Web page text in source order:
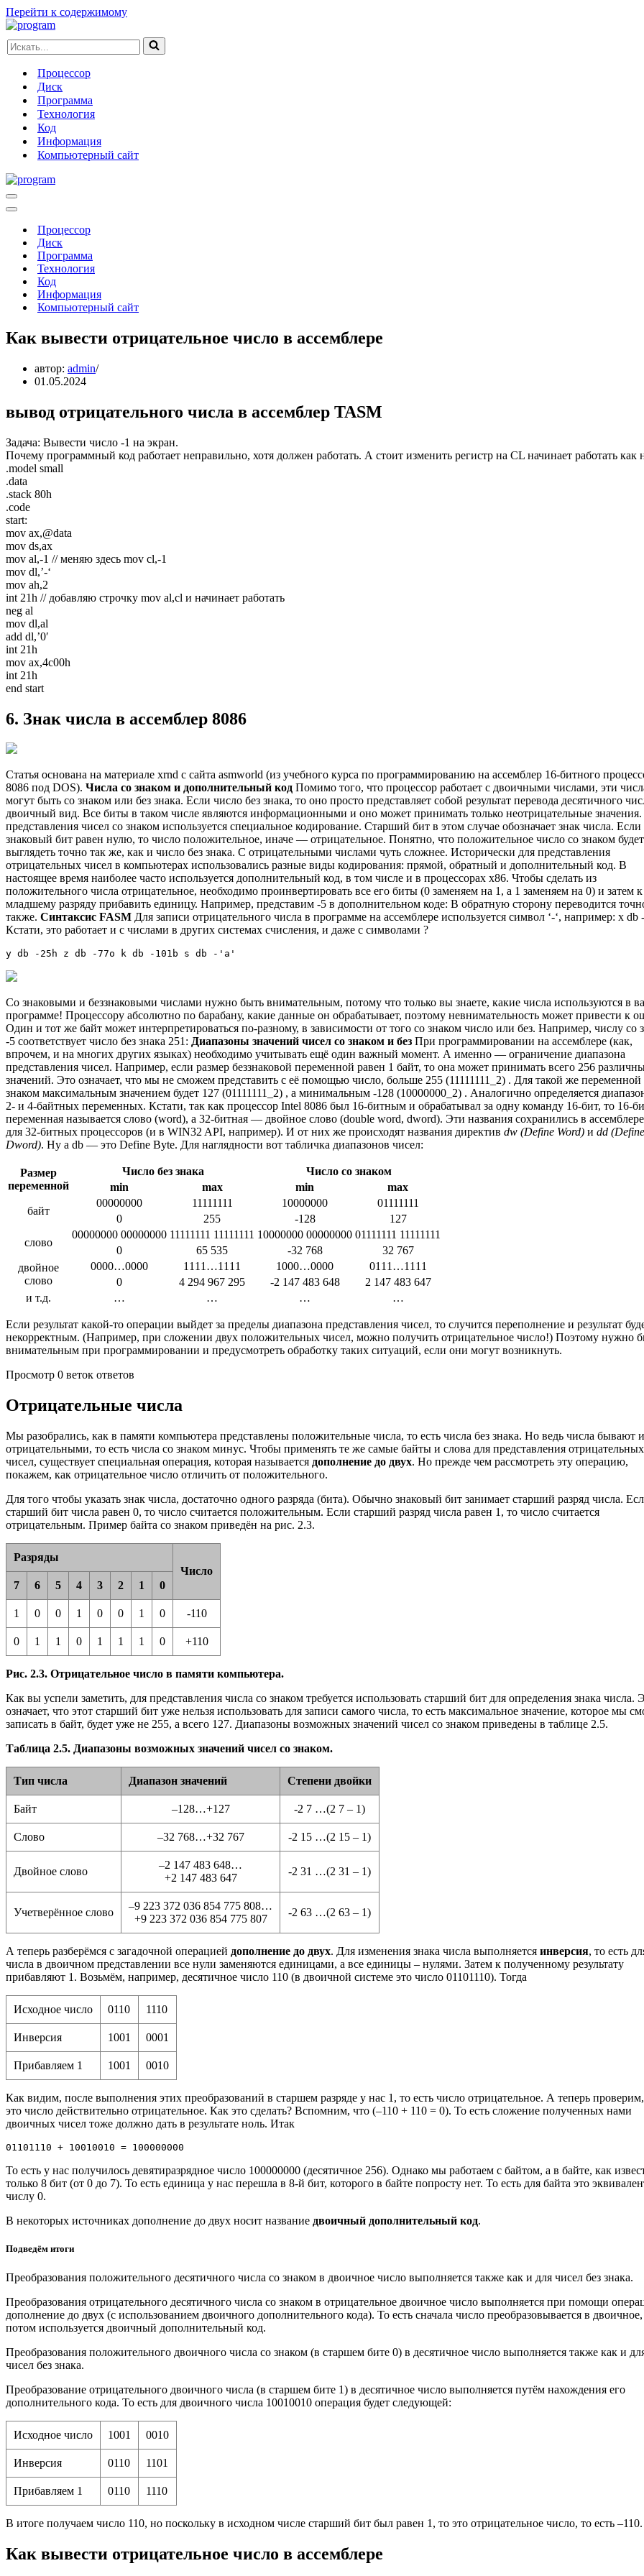
Перейти к содержимому
Искать...
Процессор
Диск
Программа
Технология
Код
Информация
Компьютерный сайт
Меню
навигации
Меню
навигацииПроцессор
Диск
Программа
Технология
Код
Информация
Компьютерный сайт
Как вывести отрицательное число в ассемблере
автор: admin
01.05.2024
вывод отрицательного числа в ассемблер TASM
Задача: Вывести число -1 на экран.
Почему программный код работает неправильно, хотя должен работать. А стоит изменить регистр на CL начинает работать как
.model small
.data
.stack 80h
.code
start:
mov ax,@data
mov ds,ax
mov al,-1 // меняю здесь mov cl,-1
mov dl,’-‘
mov ah,2
int 21h // добавляю строчку mov al,cl и начинает работать
neg al
mov dl,al
add dl,’0′
int 21h
mov ax,4c00h
int 21h
end start
6. Знак числа в ассемблер 8086
Статья основана на материале xrnd с сайта asmworld (из учебного курса по программированию на ассемблер 16-битного
8086 под DOS). Числа со знаком и дополнительный код Помимо того, что процессор работает с двоичными числами, эти
могут быть со знаком или без знака. Если число без знака, то оно просто представляет собой результат перевода десятичного
двоичный вид. Все биты в таком числе являются информационными и оно может принимать только неотрицательные
представления чисел со знаком используется специальное кодирование. Старший бит в этом случае обозначает знак числа. Если
знаковый бит равен нулю, то число положительное, иначе — отрицательное. Понятно, что положительное число со знаком будет
выглядеть точно так же, как и число без знака. С отрицательными числами чуть сложнее. Исторически для представления
отрицательных чисел в компьютерах использовались разные виды кодирования: прямой, обратный и дополнительный код. В
настоящее время наиболее часто используется дополнительный код, в том числе и в процессорах x86. Чтобы сделать из
положительного числа отрицательное, необходимо проинвертировать все его биты (0 заменяем на 1, а 1 заменяем на 0) и затем к
младшему разряду прибавить единицу. Например, представим -5 в дополнительном коде: В обратную сторону переводится
также. Синтаксис FASM Для записи отрицательного числа в программе на ассемблере используется символ ‘-‘, например: x db
Кстати, это работает и с числами в других системах счисления, и даже с символами ?
y db -25h z db -77o k db -101b s db -'a'
Со знаковыми и беззнаковыми числами нужно быть внимательным, потому что только вы знаете, какие числа используются в
программе! Процессору абсолютно по барабану, какие данные он обрабатывает, поэтому невнимательность может привести к
Один и тот же байт может интерпретироваться по-разному, в зависимости от того со знаком число или без. Например, числу со
-5 соответствует число без знака 251: Диапазоны значений чисел со знаком и без При программировании на ассемблере (как,
впрочем, и на многих других языках) необходимо учитывать ещё один важный момент. А именно — ограничение диапазона
представления чисел. Например, если размер беззнаковой переменной равен 1 байт, то она может принимать всего 256
значений. Это означает, что мы не сможем представить с её помощью число, больше 255 (11111111_2) . Для такой же переменной
знаком максимальным значением будет 127 (01111111_2) , а минимальным -128 (10000000_2) . Аналогично определяется
2- и 4-байтных переменных. Кстати, так как процессор Intel 8086 был 16-битным и обрабатывал за одну команду 16-бит, то 16-
переменная называется слово (word), а 32-битная — двойное слово (double word, dword). Эти названия сохранились в
для 32-битных процессоров (и в WIN32 API, например). И от них же происходят названия директив dw (Define Word) и dd (Define
Dword). Ну а db — это Define Byte. Для наглядности вот табличка диапазонов чисел:
Размер
переменной
Число без знака
Число со знаком
min
max min
max
байт
00000000 11111111 10000000
01111111
0
255 -128
127
слово
00000000 00000000 11111111 11111111 10000000 00000000 01111111 11111111
0
65 535 -32 768
32 767
двойное
слово
0000…0000 1111…1111 1000…0000
0111…1111
0
4 294 967 295 -2 147 483 648
2 147 483 647
и т.д.
… … … …
Если результат какой-то операции выйдет за пределы диапазона представления чисел, то случится переполнение и результат
некорректным. (Например, при сложении двух положительных чисел, можно получить отрицательное число!) Поэтому нужно
внимательным при программировании и предусмотреть обработку таких ситуаций, если они могут возникнуть.
Просмотр 0 веток ответов
Отрицательные числа
Мы разобрались, как в памяти компьютера представлены положительные числа, то есть числа без знака. Но ведь числа бывают и
отрицательными, то есть числа со знаком минус. Чтобы применять те же самые байты и слова для представления отрицательных
чисел, существует специальная операция, которая называется дополнение до двух. Но прежде чем рассмотреть эту операцию,
покажем, как отрицательное число отличить от положительного.
Для того чтобы указать знак числа, достаточно одного разряда (бита). Обычно знаковый бит занимает старший разряд числа.
старший бит числа равен 0, то число считается положительным. Если старший разряд числа равен 1, то число считается
отрицательным. Пример байта со знаком приведён на рис. 2.3.
Разряды
Число
7
6 5 4 3 2 1 0
1 0 0 1 0 0 1 0 -110
0 1 1 0 1 1 1 0 +110
Рис. 2.3. Отрицательное число в памяти компьютера.
Как вы успели заметить, для представления числа со знаком требуется использовать старший бит для определения знака числа.
означает, что этот старший бит уже нельзя использовать для записи самого числа, то есть максимальное значение, которое мы
записать в байт, будет уже не 255, а всего 127. Диапазоны возможных значений чисел со знаком приведены в таблице 2.5.
Таблица 2.5. Диапазоны возможных значений чисел со знаком.
Тип числа Диапазон значений Степени двойки
Байт –128…+127 -2 7 …(2 7 – 1)
Слово –32 768…+32 767 -2 15 …(2 15 – 1)
Двойное слово
–2 147 483 648…
+2 147 483 647
-2 31 …(2 31 – 1)
Учетверённое слово
–9 223 372 036 854 775 808…
+9 223 372 036 854 775 807
-2 63 …(2 63 – 1)
А теперь разберёмся с загадочной операцией дополнение до двух. Для изменения знака числа выполняется инверсия, то есть
числа в двоичном представлении все нули заменяются единицами, а все единицы – нулями. Затем к полученному результату
прибавляют 1. Возьмём, например, десятичное число 110 (в двоичной системе это число 01101110). Тогда
Исходное число 0110 1110
Инверсия 1001 0001
Прибавляем 1 1001 0010
Как видим, после выполнения этих преобразований в старшем разряде у нас 1, то есть число отрицательное. А теперь
это число действительно отрицательное. Как это сделать? Вспомним, что (–110 + 110 = 0). То есть сложение полученных нами
двоичных чисел тоже должно дать в результате ноль. Итак
01101110 + 10010010 = 100000000
То есть у нас получилось девятиразрядное число 100000000 (десятичное 256). Однако мы работаем с байтом, а в байте, как
только 8 бит (от 0 до 7). То есть единица у нас перешла в 8-й бит, которого в байте попросту нет. То есть для байта это
числу 0.
В некоторых источниках дополнение до двух носит название двоичный дополнительный код.
Подведём итоги
Преобразования положительного десятичного числа со знаком в двоичное число выполняется также как и для чисел без знака.
Преобразования отрицательного десятичного числа со знаком в отрицательное двоичное число выполняется при помощи
дополнение до двух (с использованием двоичного дополнительного кода). То есть сначала число преобразовывается в двоичное,
потом используется двоичный дополнительный код.
Преобразования положительного двоичного числа со знаком (в старшем бите 0) в десятичное число выполняется также как и
чисел без знака.
Преобразование отрицательного двоичного числа (в старшем бите 1) в десятичное число выполняется путём нахождения его
дополнительного кода. То есть для двоичного числа 10010010 операция будет следующей:
Исходное число 1001 0010
Инверсия 0110 1101
Прибавляем 1 0110 1110
В итоге получаем число 110, но поскольку в исходном числе старший бит был равен 1, то это отрицательное число, то есть –110.
Как вывести отрицательное число в ассемблере